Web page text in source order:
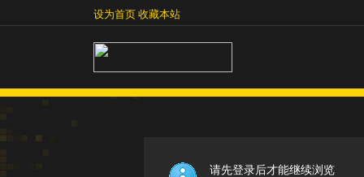
收藏本站设为首页收藏本站
请先登录后才能继续浏览